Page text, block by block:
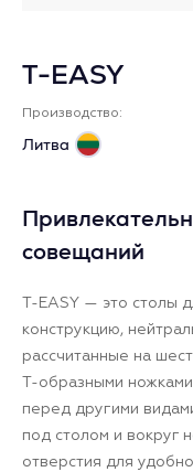
T-EASY
Производство:
Литва
совещаний
T-EASY — это столы
конструкцию,
рассчитанные на
Т-образными
перед другими
под столом и вокруг
отверстия для